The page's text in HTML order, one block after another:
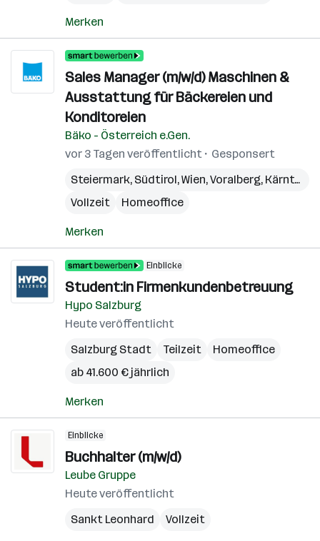
Merken
Sales Manager (m/w/d) Maschinen &
Ausstattung für Bäckereien und
Konditoreien
Bäko - Österreich e.Gen.
vor 3 Tagen veröffentlicht
Gesponsert
Steiermark, Südtirol,Wien,Voralberg, Kärnten
Vollzeit
Homeoffice
Merken
Einblicke
Student:in Firmenkundenbetreuung
Hypo Salzburg
Heute veröffentlicht
Salzburg Stadt
Teilzeit
Homeoffice
ab 41.600 € jährlich
Merken
Einblicke
Buchhalter (m/w/d)
Leube Gruppe
Heute veröffentlicht
Sankt Leonhard
Vollzeit